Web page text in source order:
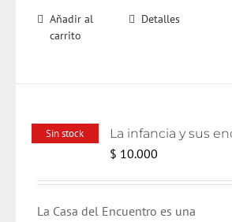
Añadir al
carrito
Detalles
Sin stock La infancia y sus
$ 10.000
La Casa del Encuentro es una